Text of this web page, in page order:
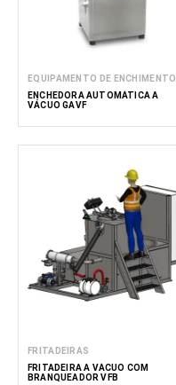
EQUIPAMENTO DE ENCHIMENTO
ENCHEDORA AUTOMÁTICA A
VÁCUO GAVF
FRITADEIRAS
FRITADEIRA A VÁCUO COM
BRANQUEADOR VFB